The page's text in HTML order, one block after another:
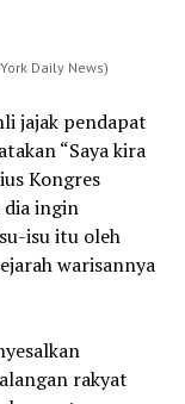
Daily News)
jajak pendapat
“Saya kira
Kongres
ingin
isu itu oleh
warisannya
rakyat